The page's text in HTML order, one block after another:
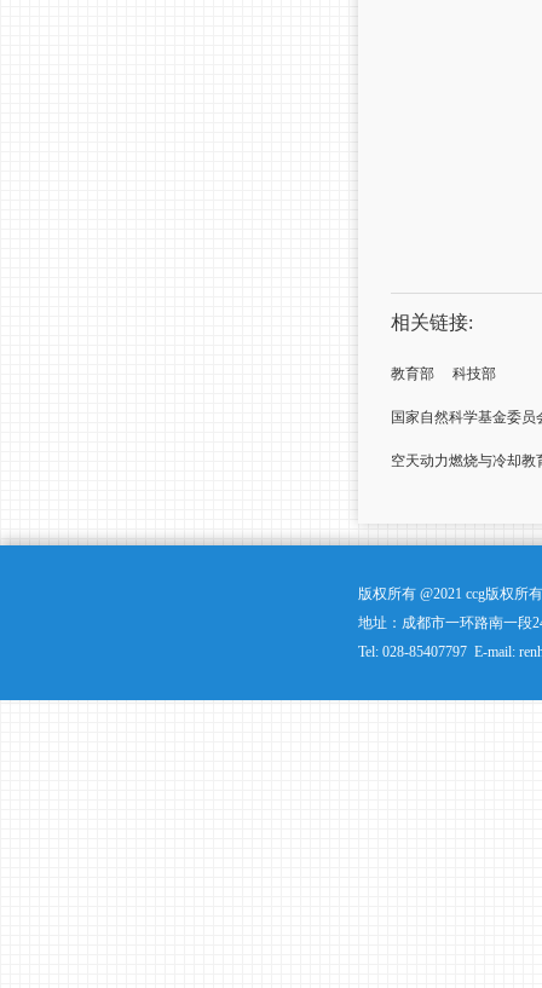
相关链接:
教育部 科技部
国家自然科学基金委员
空天动力燃烧与冷却教
版权所有 @2021 ccg版权所
地址：成都市一环路南一段
Tel: 028-85407797 E-mail: